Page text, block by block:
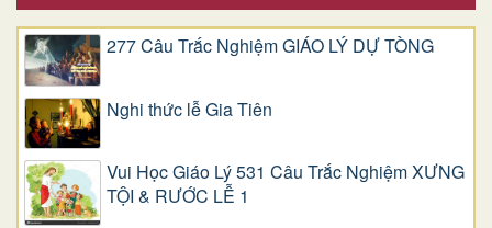
277 Câu Trắc Nghiệm GIÁO LÝ DỰ TÒNG
Nghi thức lễ Gia Tiên
Vui Học Giáo Lý 531 Câu Trắc Nghiệm XƯNG
TỘI & RƯỚC LỄ 1